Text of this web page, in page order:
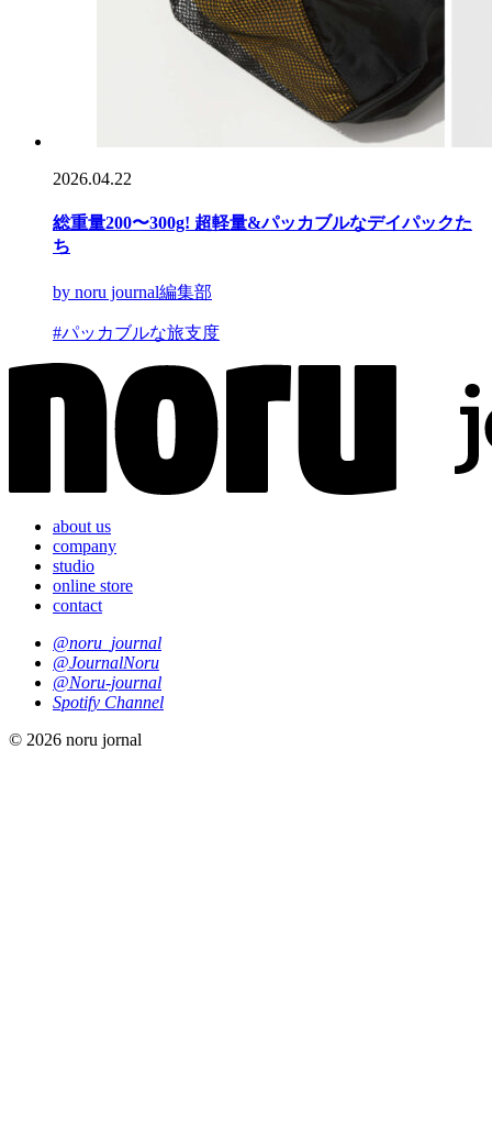
2026.04.22
総重量200〜300g! 超軽量&パッカブルなデイパックた
ち
by noru journal編集部
#パッカブルな旅支度
about us
company
studio
online store
contact
@noru_journal
@JournalNoru
@Noru-journal
Spotify Channel
© 2026 noru jornal